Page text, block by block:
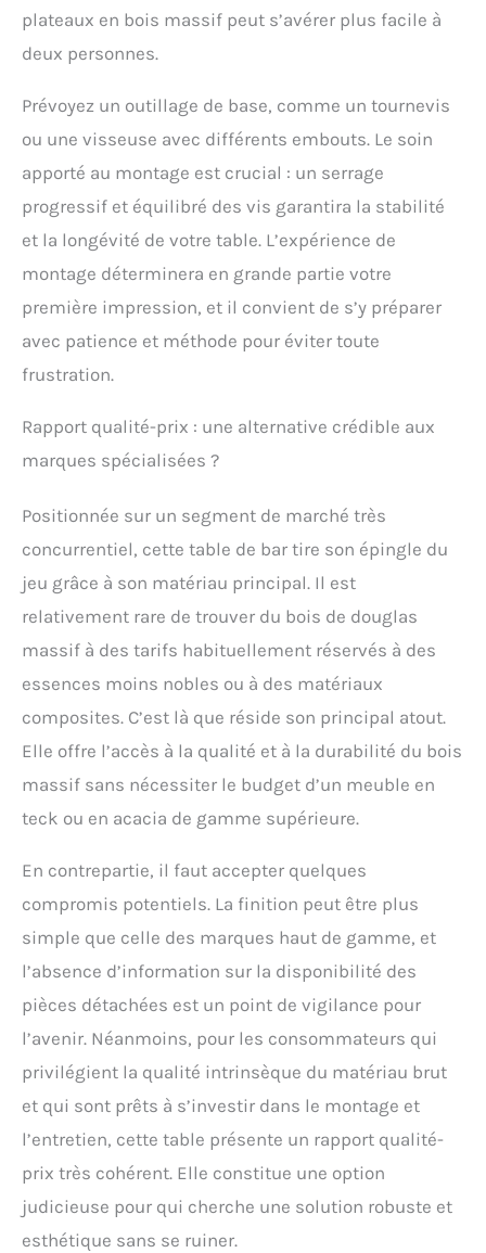
plateaux en bois massif peut s’avérer plus facile à
deux personnes.
Prévoyez un outillage de base, comme un tournevis
ou une visseuse avec différents embouts. Le soin
apporté au montage est crucial : un serrage
progressif et équilibré des vis garantira la stabilité
et la longévité de votre table. L’expérience de
montage déterminera en grande partie votre
première impression, et il convient de s’y préparer
avec patience et méthode pour éviter toute
frustration.
Rapport qualité-prix : une alternative crédible aux
marques spécialisées ?
Positionnée sur un segment de marché très
concurrentiel, cette table de bar tire son épingle du
jeu grâce à son matériau principal. Il est
relativement rare de trouver du bois de douglas
massif à des tarifs habituellement réservés à des
essences moins nobles ou à des matériaux
composites. C’est là que réside son principal atout.
Elle offre l’accès à la qualité et à la durabilité du bois
massif sans nécessiter le budget d’un meuble en
teck ou en acacia de gamme supérieure.
En contrepartie, il faut accepter quelques
compromis potentiels. La finition peut être plus
simple que celle des marques haut de gamme, et
l’absence d’information sur la disponibilité des
pièces détachées est un point de vigilance pour
l’avenir. Néanmoins, pour les consommateurs qui
privilégient la qualité intrinsèque du matériau brut
et qui sont prêts à s’investir dans le montage et
l’entretien, cette table présente un rapport qualité-
prix très cohérent. Elle constitue une option
judicieuse pour qui cherche une solution robuste et
esthétique sans se ruiner.